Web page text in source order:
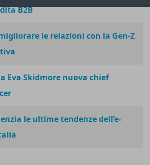
B2B
le relazioni con la Gen-Z
Eva Skidmore nuova chief
le ultime tendenze dell’e-